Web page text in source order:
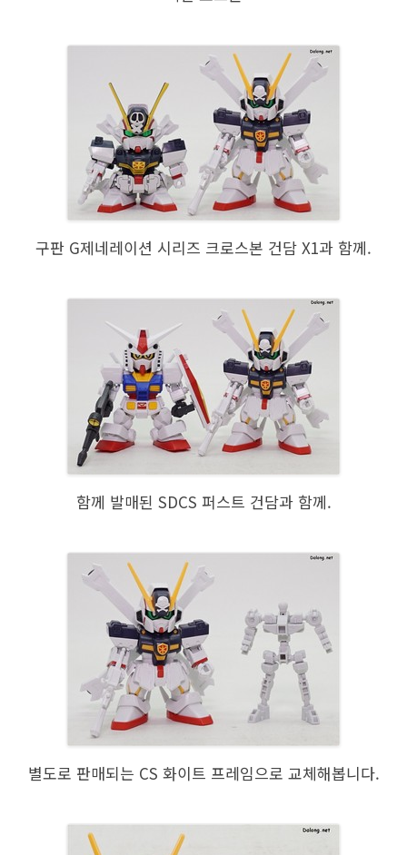
구판 G제네레이션 시리즈 크로스본 건담 X1과 함께.
함께 발매된 SDCS 퍼스트 건담과 함께.
별도로 판매되는 CS 화이트 프레임으로 교체해봅니다.